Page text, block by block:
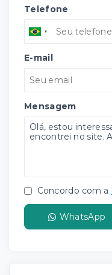
Telefone
E-mail
Mensagem
Concordo com a
WhatsApp